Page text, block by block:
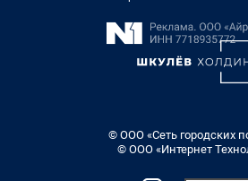
© ООО «Сеть городских
© ООО «Интернет